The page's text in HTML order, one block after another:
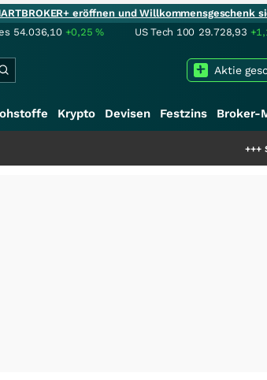
eröffnen und Willkommensgeschenk
54.036,10 +0,25% US Tech 100 29.728,93
Aktie
Krypto Devisen Festzins Broker-
Saga bei